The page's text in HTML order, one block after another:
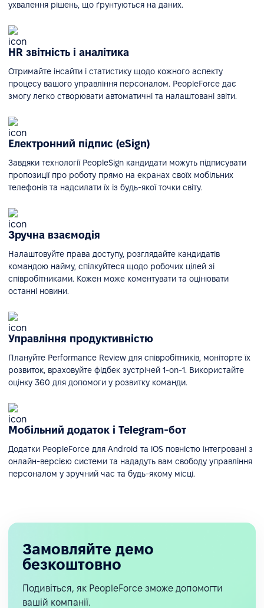
ухвалення рішень, що ґрунтуються на даних.
HR звітність і аналітика
Отримайте інсайти і статистику щодо кожного аспекту
процесу вашого управління персоналом. PeopleForce дає
змогу легко створювати автоматичні та налаштовані звіти.
Електронний підпис (eSign)
Завдяки технології PeopleSign кандидати можуть підписувати
пропозиції про роботу прямо на екранах своїх мобільних
телефонів та надсилати їх із будь-якої точки світу.
Зручна взаємодія
Налаштовуйте права доступу, розглядайте кандидатів
командою найму, спілкуйтеся щодо робочих цілей зі
співробітниками. Кожен може коментувати та оцінювати
останні новини.
Управління продуктивністю
Плануйте Performance Review для співробітників, моніторте їх
розвиток, враховуйте фідбек зустрічей 1-on-1. Використайте
оцінку 360 для допомоги у розвитку команди.
Мобільний додаток і Telegram-бот
Додатки PeopleForce для Android та iOS повністю інтегровані з
онлайн-версією системи та нададуть вам свободу управління
персоналом у зручний час та будь-якому місці.
Замовляйте демо
безкоштовно
Подивіться, як PeopleForce зможе допомогти
вашій компанії.